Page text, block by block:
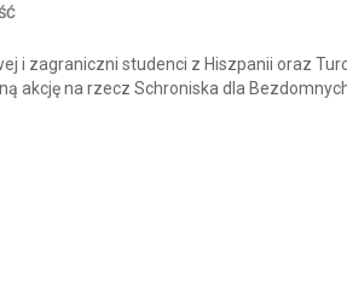
i zagraniczni studenci z Hiszpanii oraz
akcję na rzecz Schroniska dla